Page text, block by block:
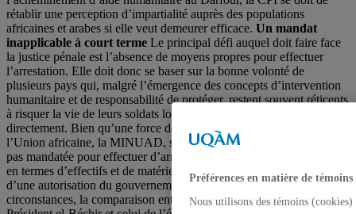
rétablir une perception d’impartialité auprès des populations
africaines et arabes si elle veut demeurer efficace. Un mandat
inapplicable à court terme Le principal défi auquel doit faire face
la justice pénale est l’absence de moyens propres pour effectuer
l’arrestation. Elle doit donc se baser sur la bonne volonté de
plusieurs pays qui, malgré l’émergence des concepts d’intervention
humanitaire et de responsabilité de protéger, restent souvent réticents
à risquer la vie de leurs soldats lorsqu’un enjeu ne les concerne pas
directement. Bien qu’une force de paix conjointe de l’ONU et de
l’Union africaine, la MINUAD, soit déployée au Darfour, elle n’est
pas mandatée pour effectuer d’arrestation et a en outre des lacunes
en termes d’effectifs et de matériels. De plus, sa présence découle
d’une autorisation du gouvernement soudanais. Dans de telles
circonstances, la comparaison entre le mandat émis à l’encontre du
Préférences en matière de témoins
Nous utilisons des témoins